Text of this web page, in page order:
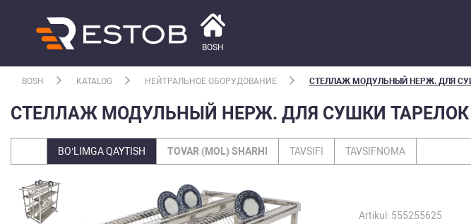
BOSH
BOSH KATALOG НЕЙТРАЛЬНОЕ ОБОРУДОВАНИЕ СТЕЛЛАЖ МОДУЛЬНЫЙ НЕРЖ. ДЛЯ
СТЕЛЛАЖ МОДУЛЬНЫЙ НЕРЖ. ДЛЯ СУШКИ ТАРЕЛОК
BO‘LIMGA QAYTISH TOVAR (MOL) SHARHI TAVSIFI TAVSIFNOMA
Artikul: 555255625